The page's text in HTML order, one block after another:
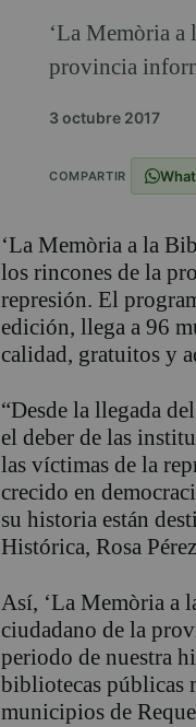
‘La Memòria a
provincia
3 octubre 2017
COMPARTIR
‘La Memòria a la
los rincones de la
represión. El
edición, llega a 96
calidad, gratuitos y
“Desde la llegada
el deber de las
las víctimas de la
crecido en
su historia están
Histórica, Rosa
Así, ‘La Memòria a
ciudadano de la
periodo de nuestra
bibliotecas públicas
municipios de